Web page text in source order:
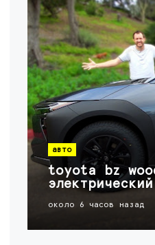
авто
toyota bz
около 6 часов назад